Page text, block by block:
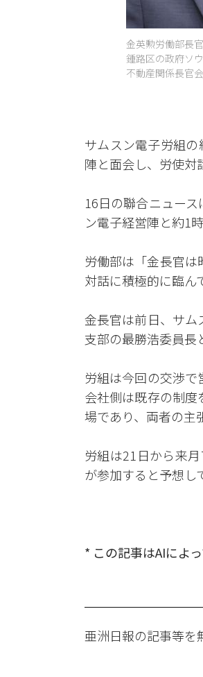
金英勲労働部長
鍾路区の政府ソ
不動産関係長官
サムスン電子労組
陣と面会し、労使対
16日の聯合ニュー
ン電子経営陣と約1
労働部は「金長官
対話に積極的に臨ん
金長官は前日、サ
支部の最勝浩委員長
労組は今回の交渉で
会社側は既存の制
場であり、両者の主
労組は21日から来
が参加すると予想し
* この記事はAIによ
亜洲日報の記事等を